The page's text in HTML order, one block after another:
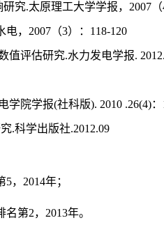
研究.太原理工大学学报， 2007 （
， 2007 （3）： 118-120
值评估研究.水力发电学报.
学院学报(社科版). 2010 .26(4)：
.科学出版社.2012.09
5， 2014年；
名第2， 2013年。